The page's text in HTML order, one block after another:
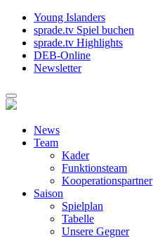
Young Islanders
sprade.tv Spiel buchen
sprade.tv Highlights
DEB-Online
Newsletter
News
Team
Kader
Funktionsteam
Kooperationspartner
Saison
Spielplan
Tabelle
Unsere Gegner